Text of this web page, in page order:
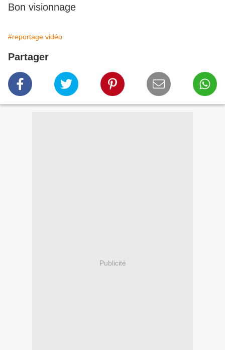
Bon visionnage
#reportage vidéo
Partager
Publicité